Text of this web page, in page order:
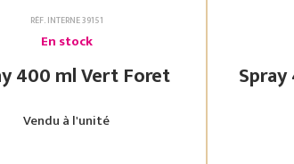
RÉF. INTERNE 39151
En stock
Spray 400 ml Vert Foret
Vendu à l'unité